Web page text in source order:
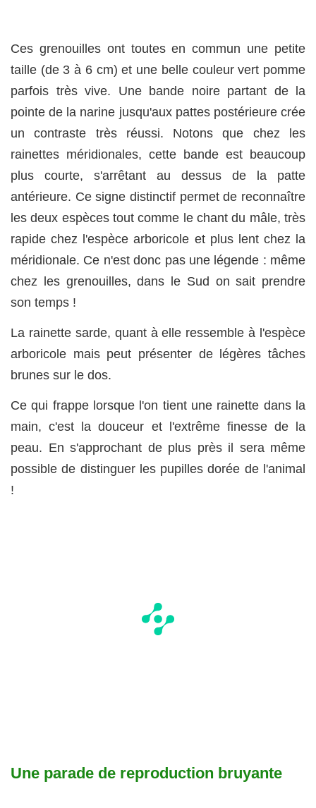
Ces grenouilles ont toutes en commun une petite
taille (de 3 à 6 cm) et une belle couleur vert pomme
parfois très vive. Une bande noire partant de la
pointe de la narine jusqu'aux pattes postérieure crée
un contraste très réussi. Notons que chez les
rainettes méridionales, cette bande est beaucoup
plus courte, s'arrêtant au dessus de la patte
antérieure. Ce signe distinctif permet de reconnaître
les deux espèces tout comme le chant du mâle, très
rapide chez l'espèce arboricole et plus lent chez la
méridionale. Ce n'est donc pas une légende : même
chez les grenouilles, dans le Sud on sait prendre
son temps !
La rainette sarde, quant à elle ressemble à l'espèce
arboricole mais peut présenter de légères tâches
brunes sur le dos.
Ce qui frappe lorsque l'on tient une rainette dans la
main, c'est la douceur et l'extrême finesse de la
peau. En s'approchant de plus près il sera même
possible de distinguer les pupilles dorée de l'animal
!
Une parade de reproduction bruyante